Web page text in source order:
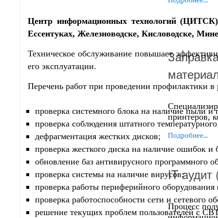
принтеров,
Подробнее...
IT aудит
Процесс
Центр информационных технологий (ЦИТСК)
Ессентуках, Железноводске, Кисловодске,
Техническое обслуживание повышает
его эксплуатации.
Перечень работ при проведении профилактики в
проверка системного блока на наличие пыли
проверка соблюдения штатного
дефрагментация жестких дисков;
проверка жесткого диска на наличие ошибок и
обновление баз антивирусного программного
проверка системы на наличие вирусов;
проверка работы периферийного
проверка работоспособности сети и сетевого
решение текущих проблем пользователей с